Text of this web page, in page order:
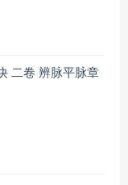
二卷 辨脉平脉章